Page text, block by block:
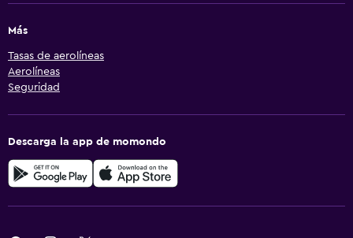
Más
Tasas de aerolíneas
Aerolíneas
Seguridad
Descarga la app de momondo